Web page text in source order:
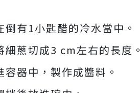
有1小匙醋的冷水當中。
蔥切成3 cm左右的長度。
器中，製作成醬料。